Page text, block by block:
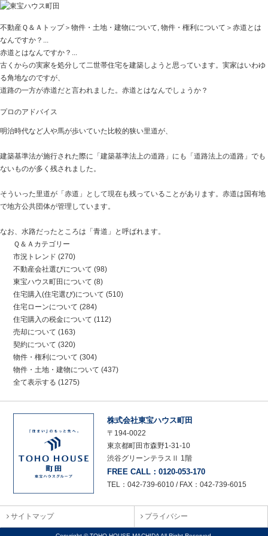
不動産Ｑ＆Ａトップ＞ 物件・土地・建物について, 物件・権利について ＞赤道とは
なんですか？...
赤道とはなんですか？...
古くからの実家を処分して二世帯住宅を建築しようと思っています。実家はいわゆ
る角地なのですが、
道路の一方が赤道だと言われました。赤道とはなんでしょうか？
プロのアドバイス
明治時代など人や馬が歩いていた比較的狭い里道が、
建築基準法が施行された際に「建築基準法上の道路」にも「道路法上の道路」でも
ないものが多く残されました。
そういった里道が「赤道」として現在も残っていることがあります。赤道は国有地
で地方公共団体が管理しています。
なお、水路だったところは「青道」と呼ばれます。
Ｑ＆Ａカテゴリー
市況トレンド (270)
不動産会社選びについて (98)
東宝ハウス町田について (8)
住宅購入(住宅選び)について (510)
住宅ローンについて (284)
住宅購入の税金について (112)
売却について (163)
契約について (320)
物件・権利について (304)
物件・土地・建物について (437)
全て表示する (1275)
株式会社東宝ハウス町田
〒194-0022
東京都町田市森野1-31-10
渋谷グリーンテラスⅡ 1階
FREE CALL：0120-053-170
TEL：042-739-6010 / FAX：042-739-6015
サイトマップ プライバシー